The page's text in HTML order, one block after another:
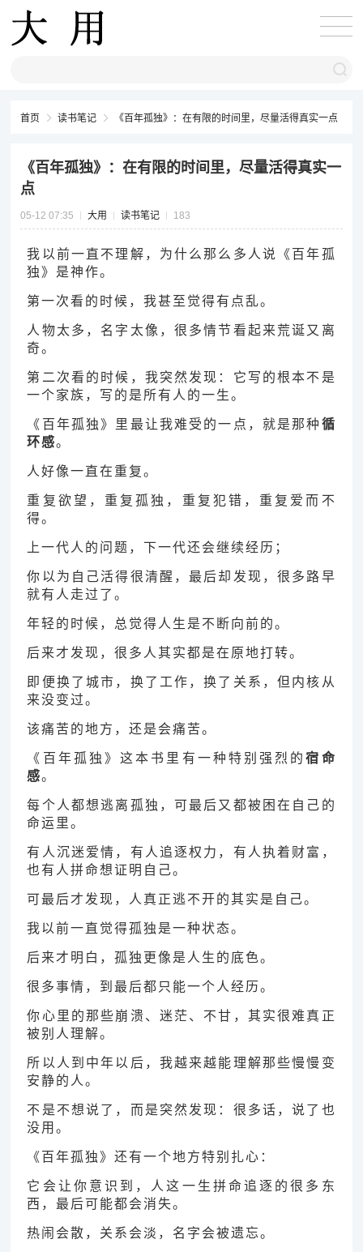
首页 读书笔记 《百年孤独》：在有限的时间里，尽量活得真实一点
《百年孤独》：在有限的时间里，尽量活得真实一
点
05-12 07:35 大用 读书笔记 183
我以前一直不理解，为什么那么多人说《百年孤
独》是神作。
第一次看的时候，我甚至觉得有点乱。
人物太多，名字太像，很多情节看起来荒诞又离
奇。
第二次看的时候，我突然发现：它写的根本不是
一个家族，写的是所有人的一生。
《百年孤独》里最让我难受的一点，就是那种 循
环感。
人好像一直在重复。
重复欲望，重复孤独，重复犯错，重复爱而不
得。
上一代人的问题，下一代还会继续经历；
你以为自己活得很清醒，最后却发现，很多路早
就有人走过了。
年轻的时候，总觉得人生是不断向前的。
后来才发现，很多人其实都是在原地打转。
即便换了城市，换了工作，换了关系，但内核从
来没变过。
该痛苦的地方，还是会痛苦。
《百年孤独》这本书里有一种特别强烈的宿命
感。
每个人都想逃离孤独，可最后又都被困在自己的
命运里。
有人沉迷爱情，有人追逐权力，有人执着财富，
也有人拼命想证明自己。
可最后才发现，人真正逃不开的其实是自己。
我以前一直觉得孤独是一种状态。
后来才明白，孤独更像是人生的底色。
很多事情，到最后都只能一个人经历。
你心里的那些崩溃、迷茫、不甘，其实很难真正
被别人理解。
所以人到中年以后，我越来越能理解那些慢慢变
安静的人。
不是不想说了，而是突然发现：很多话，说了也
没用。
《百年孤独》还有一个地方特别扎心：
它会让你意识到，人这一生拼命追逐的很多东
西，最后可能都会消失。
热闹会散，关系会淡，名字会被遗忘。